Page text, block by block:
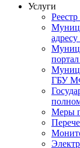
Услуги
ГБУ
Меры